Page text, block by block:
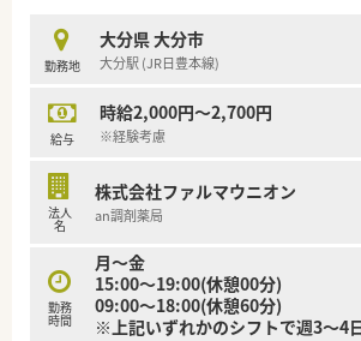
＜こんな方にオススメ＞
■薬剤師業務だけでなく、店舗開発や会社
い方。
■副業も行いながら、柔軟な働き方でキャ
勤務地
大分県 大分市
大分駅 (JR日豊本線)
給与
時給2,000円～2,700円
※経験考慮
法人
名
株式会社ファルマウニオン
an調剤薬局
勤務
時間
月～金
15:00～19:00(休憩00分)
09:00～18:00(休憩60分)
※上記いずれかのシフトで週3～4